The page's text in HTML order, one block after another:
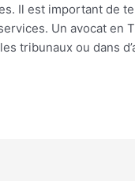
Il est important de
Un avocat en
tribunaux ou dans